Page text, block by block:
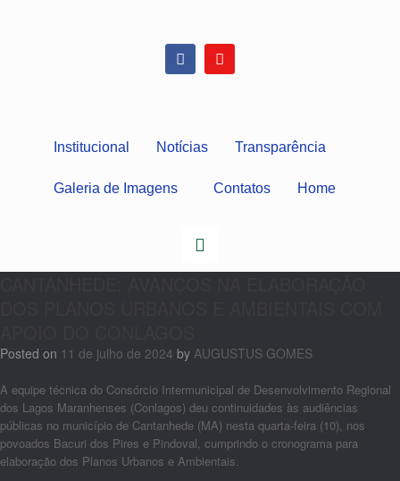
Institucional Notícias Transparência
Galeria de Imagens Contatos Home
Posted on 11 de julho de 2024 by AUGUSTUS GOMES
A equipe técnica do Consórcio Intermunicipal de Desenvolvimento Regional
dos Lagos Maranhenses (Conlagos) deu continuidades às audiências
públicas no município de Cantanhede (MA) nesta quarta-feira (10), nos
povoados Bacuri dos Pires e Pindoval, cumprindo o cronograma para
elaboração dos Planos Urbanos e Ambientais.